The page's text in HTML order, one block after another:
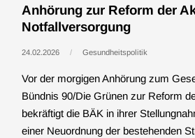
Anhörung zur Reform der
Notfallversorgung
24.02.2026 Gesundheitspolitik
Vor der morgigen Anhörung zum
Bündnis 90/Die Grünen zur Reform
bekräftigt die BÄK in ihrer
einer Neuordnung der bestehenden